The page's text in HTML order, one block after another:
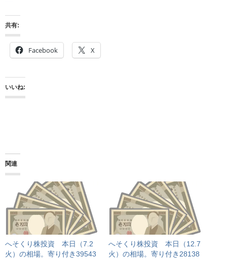
共有:
Facebook X
いいね:
関連
へそくり株投資 本日（7.2
火）の相場。寄り付き39543
へそくり株投資 本日（12.7
火）の相場。寄り付き28138